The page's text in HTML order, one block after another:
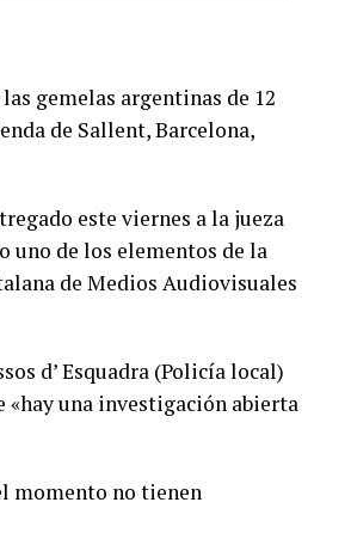
gemelas argentinas de 12
de Sallent, Barcelona,
este viernes a la jueza
uno de los elementos de la
de Medios Audiovisuales
d’ Esquadra (Policía local)
una investigación abierta
momento no tienen